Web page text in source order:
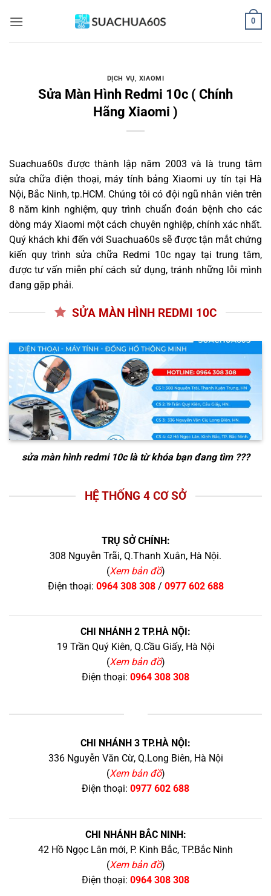
qua
0
DỊCH VỤ, XIAOMI
Sửa Màn Hình Redmi 10c ( Chính
Hãng Xiaomi )
Suachua60s được thành lập năm 2003 và là trung tâm
sửa chữa điện thoại, máy tính bảng Xiaomi uy tín tại Hà
Nội, Bắc Ninh, tp.HCM. Chúng tôi có đội ngũ nhân viên trên
8 năm kinh nghiệm, quy trình chuẩn đoán bệnh cho các
dòng máy Xiaomi một cách chuyên nghiệp, chính xác nhất.
Quý khách khi đến với Suachua60s sẽ được tận mắt chứng
kiến quy trình sửa chữa Redmi 10c ngay tại trung tâm,
được tư vấn miễn phí cách sử dụng, tránh những lỗi mình
đang gặp phải.
SỬA MÀN HÌNH REDMI 10C
sửa màn hình redmi 10clà từ khóa bạn đang tìm ???
HỆ THỐNG 4 CƠ SỞ
TRỤ SỞ CHÍNH:
308 Nguyễn Trãi, Q.Thanh Xuân, Hà Nội.
(Xem bản đồ)
Điện thoại: 0964 308 308/ 0977 602 688
CHI NHÁNH 2 TP.HÀ NỘI:
19 Trần Quý Kiên, Q.Cầu Giấy, Hà Nội
(Xem bản đồ)
Điện thoại: 0964 308 308
CHI NHÁNH 3 TP.HÀ NỘI:
336 Nguyễn Văn Cừ, Q.Long Biên, Hà Nội
(Xem bản đồ)
Điện thoại: 0977 602 688
CHI NHÁNH BẮC NINH:
42 Hồ Ngọc Lân mới, P. Kinh Bắc, TP.Bắc Ninh
(Xem bản đồ)
Điện thoại: 0964 308 308